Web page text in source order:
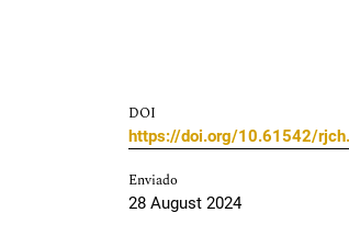
DOI
https://doi.org/10.61542/
Enviado
28 August 2024